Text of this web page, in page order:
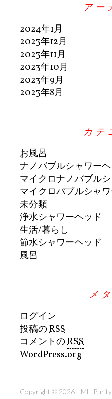
アー
2024年1月
2023年12月
2023年11月
2023年10月
2023年9月
2023年8月
カテ
お風呂
ナノバブルシャワー
マイクロナノバブル
マイクロバブルシャ
未分類
浄水シャワーヘッド
生活/暮らし
節水シャワーヘッド
風呂
メ
ログイン
投稿のRSS
コメントのRSS
WordPress.org
Copyright © 2026 | MH Purity